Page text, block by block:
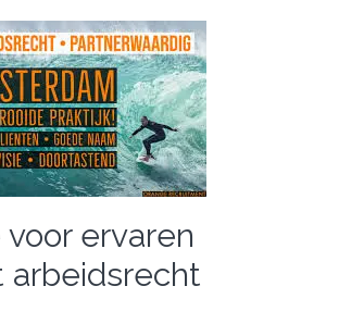
ervaren
arbeidsrecht